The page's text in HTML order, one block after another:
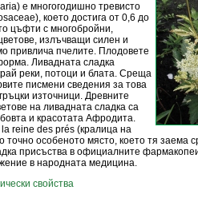
е многогодишно тревисто
което достига от 0,6 до
цъфти с многобройни,
излъчващи силен и
привлича пчелите. Плодовете
Ливадната сладка
реки, потоци и блата. Среща
писмени сведения за това
източници. Древните
на ливадната сладка са
и красотата Афродита.
reine des prés (кралица на
точно особеното място, което тя заема
присъства в официалните
в народната медицина.
свойства